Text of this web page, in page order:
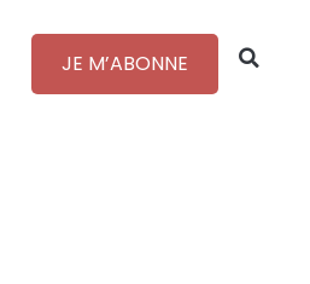
JE M’ABONNE